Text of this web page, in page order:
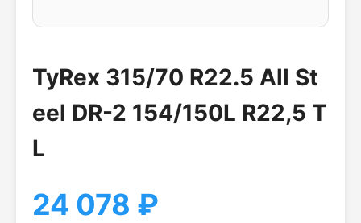
TyRex 315/70 R22.5 All St
eel DR-2 154/150L R22,5 T
L
24 078 ₽